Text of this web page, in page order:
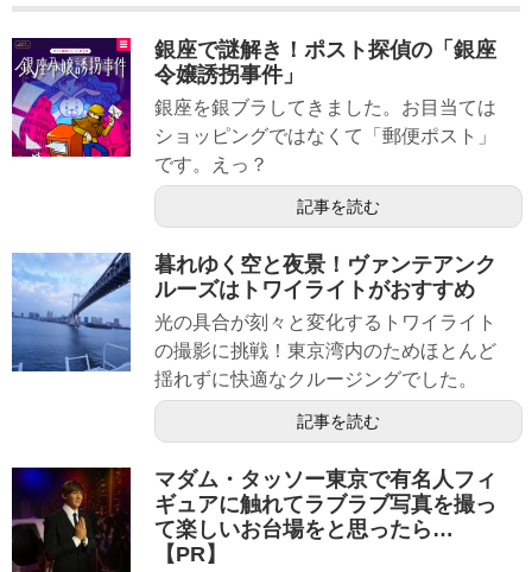
銀座で謎解き！ポスト探偵の「銀座
令嬢誘拐事件」
銀座を銀ブラしてきました。お目当ては
ショッピングではなくて「郵便ポスト」
です。えっ？
記事を読む
暮れゆく空と夜景！ヴァンテアンク
ルーズはトワイライトがおすすめ
光の具合が刻々と変化するトワイライト
の撮影に挑戦！東京湾内のためほとんど
揺れずに快適なクルージングでした。
記事を読む
マダム・タッソー東京で有名人フィ
ギュアに触れてラブラブ写真を撮っ
て楽しいお台場をと思ったら…
【PR】